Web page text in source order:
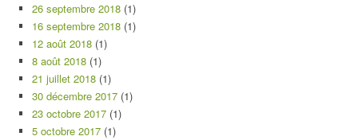
26 septembre 2018 (1)
16 septembre 2018 (1)
12 août 2018 (1)
8 août 2018 (1)
21 juillet 2018 (1)
30 décembre 2017 (1)
23 octobre 2017 (1)
5 octobre 2017 (1)